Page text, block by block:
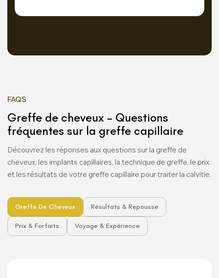
FAQS
Greffe de cheveux – Questions
fréquentes sur la greffe capillaire
Découvrez les réponses aux questions sur la greffe de
cheveux, les implants capillaires, la technique de greffe, le prix
et les résultats de votre greffe capillaire pour traiter la calvitie.
Greffe De Cheveux Résultats & Repousse
Prix & Forfaits Voyage & Expérience